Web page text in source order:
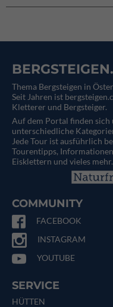
Thema Bergsteigen in
Seit Jahren ist
Kletterer und Bergsteiger.
Auf dem Portal finden sich
unterschiedliche
Jede Tour ist ausführlich
Tourentipps,
Eisklettern und vieles mehr.
COMMUNITY
FACEBOOK
INSTAGRAM
YOUTUBE
SERVICE
HÜTTEN